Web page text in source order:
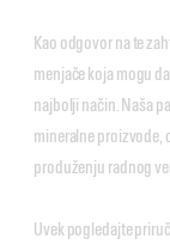
Kao odgovor na te
menjače koja mogu
najbolji način. Naša
mineralne proizvode,
produženju radnog
Uvek pogledajte